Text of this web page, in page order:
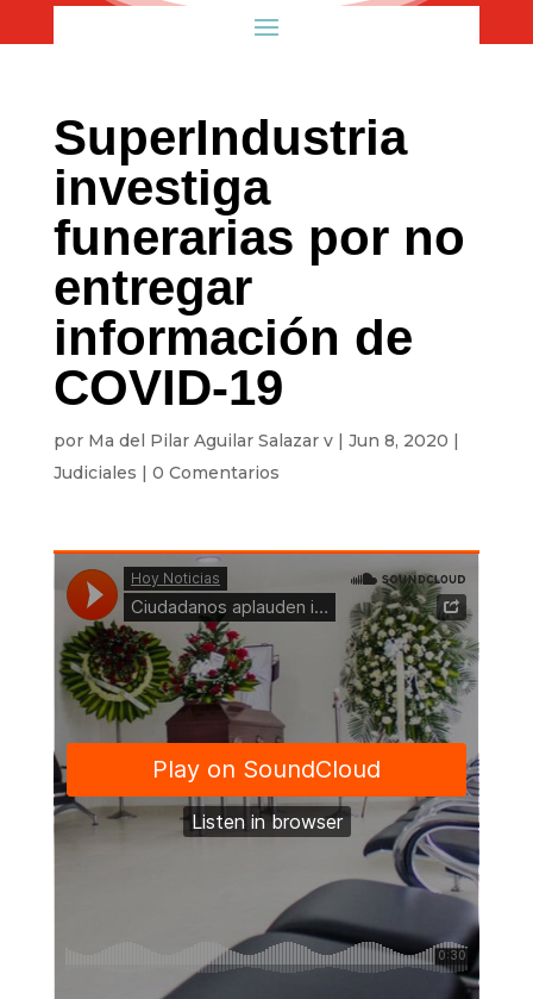
SuperIndustria
investiga
funerarias por no
entregar
información de
COVID-19
por Ma del Pilar Aguilar Salazar v| Jun 8, 2020 |
Judiciales | 0 Comentarios